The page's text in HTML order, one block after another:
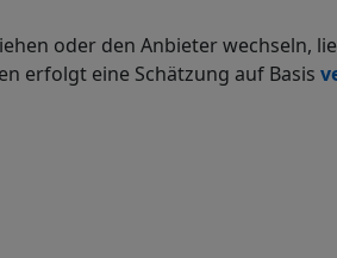
oder den Anbieter wechseln,
erfolgt eine Schätzung auf Basis